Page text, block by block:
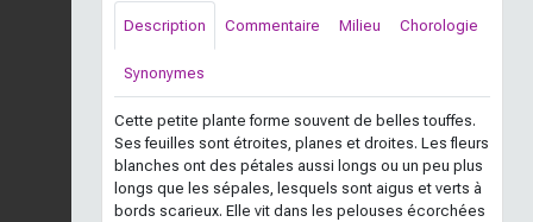
Description Commentaire Milieu Chorologie
Synonymes
Cette petite plante forme souvent de belles touffes.
Ses feuilles sont étroites, planes et droites. Les fleurs
blanches ont des pétales aussi longs ou un peu plus
longs que les sépales, lesquels sont aigus et verts à
bords scarieux. Elle vit dans les pelouses écorchées